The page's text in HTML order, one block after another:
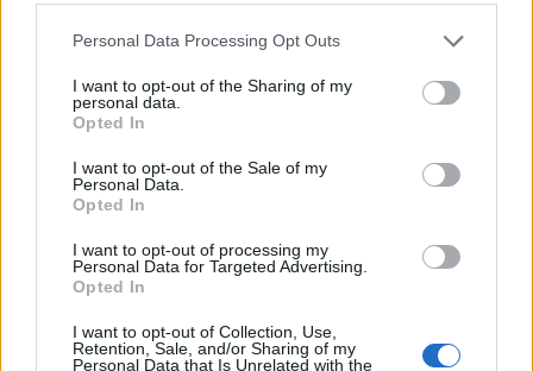
Personal Data Processing Opt Outs
I want to opt-out of the Sharing of my
personal data.
Opted In
I want to opt-out of the Sale of my
Personal Data.
Opted In
I want to opt-out of processing my
Personal Data for Targeted Advertising.
Opted In
I want to opt-out of Collection, Use,
Retention, Sale, and/or Sharing of my
Personal Data that Is Unrelated with the
He leído y acepto lapolítica de privacidad
elaviso legal
Unirme